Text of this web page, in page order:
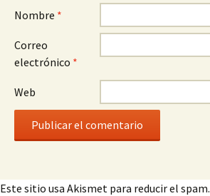
Nombre *
Correo
electrónico *
Web
Este sitio usa Akismet para reducir el spam.